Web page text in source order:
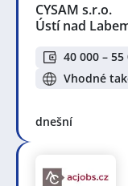
CYSAM s.r.o.
Ústí nad
40 000 – 55
Vhodné
dnešní